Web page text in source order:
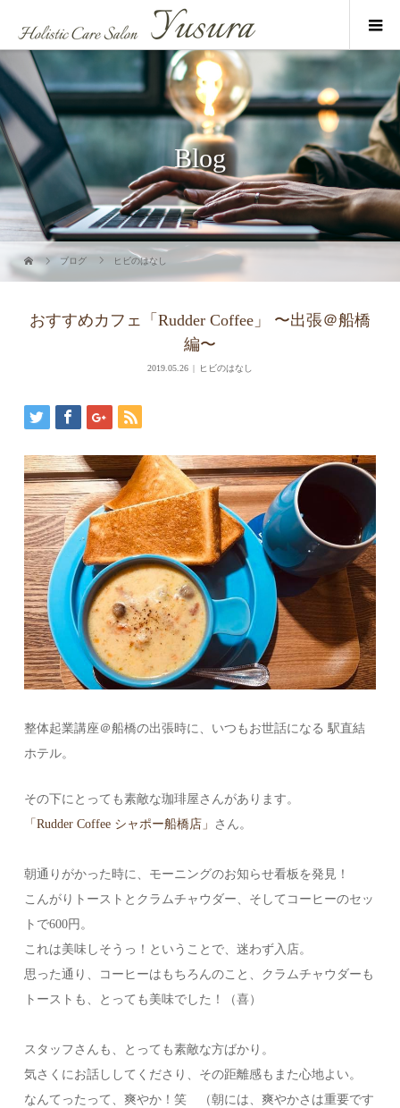
Blog
ブログ ヒビのはなし
おすすめカフェ「Rudder Coffee」 〜出張＠船橋
編〜
2019.05.26 ヒビのはなし
整体起業講座＠船橋の出張時に、いつもお世話になる 駅直結
ホテル。
その下にとっても素敵な珈琲屋さんがあります。
「Rudder Coffee シャポー船橋店」
さん。
朝通りがかった時に、モーニングのお知らせ看板を発見！
こんがりトーストとクラムチャウダー、そしてコーヒーのセッ
トで600円。
これは美味しそうっ！ということで、迷わず入店。
思った通り、コーヒーはもちろんのこと、クラムチャウダーも
トーストも、とっても美味でした！（喜）
スタッフさんも、とっても素敵な方ばかり。
気さくにお話ししてくださり、その距離感もまた心地よい。
なんてったって、爽やか！笑 （朝には、爽やかさは重要です